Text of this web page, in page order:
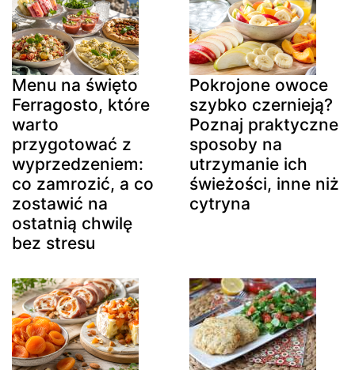
Menu na święto
Ferragosto, które
warto
przygotować z
wyprzedzeniem:
co zamrozić, a co
zostawić na
ostatnią chwilę
bez stresu
Pokrojone owoce
szybko czernieją?
Poznaj praktyczne
sposoby na
utrzymanie ich
świeżości, inne niż
cytryna